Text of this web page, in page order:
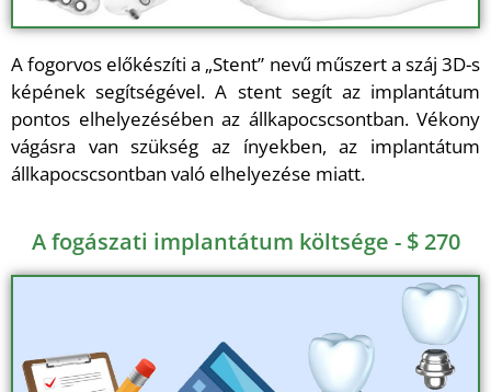
A fogorvos előkészíti a „Stent” nevű műszert a száj 3D-s
képének segítségével. A stent segít az implantátum
pontos elhelyezésében az állkapocscsontban. Vékony
vágásra van szükség az ínyekben, az implantátum
állkapocscsontban való elhelyezése miatt.
A fogászati implantátum költsége - $ 270